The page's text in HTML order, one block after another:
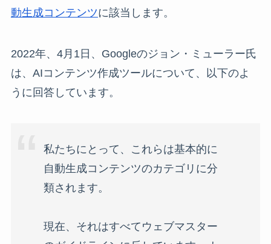
動生成コンテンツに該当します。
2022年、4月1日、Googleのジョン・ミューラー氏
は、AIコンテンツ作成ツールについて、以下のよ
うに回答しています。
私たちにとって、これらは基本的に
自動生成コンテンツのカテゴリに分
類されます。
現在、それはすべてウェブマスター